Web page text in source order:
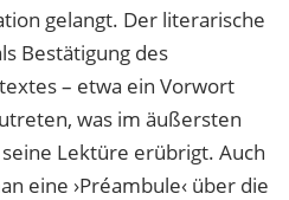
gelangt. Der literarische
Bestätigung des
– etwa ein Vorwort
was im äußersten
Lektüre erübrigt. Auch
eine ›Préambule‹ über die